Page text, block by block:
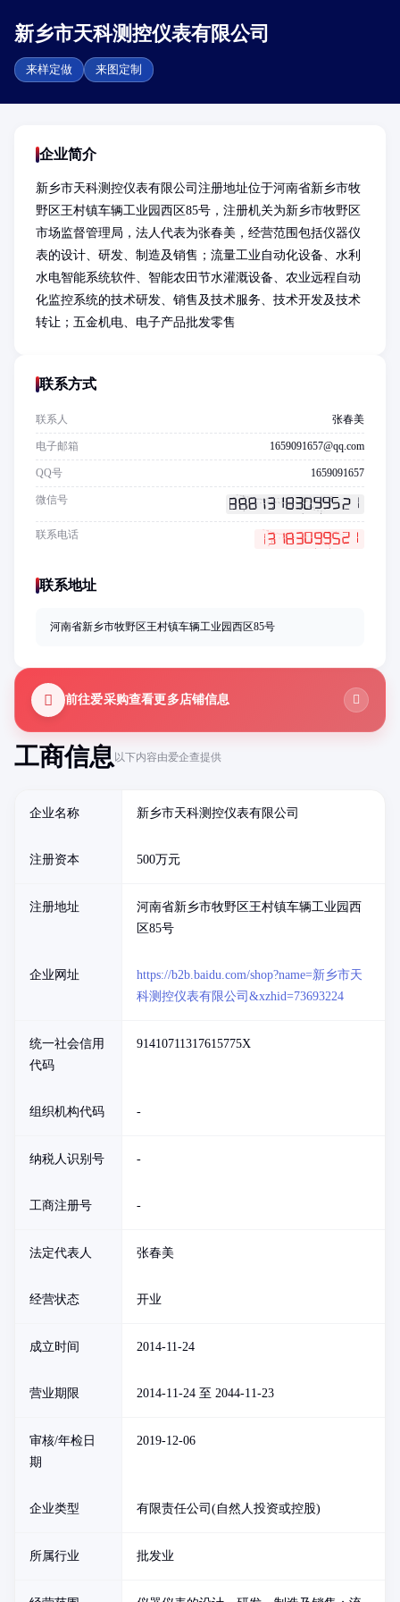
新乡市天科测控仪表有限公司
来样定做 来图定制
工商信息以下内容由爱企查提供
企业名称 新乡市天科测控仪表有限公司
注册资本 500万元
注册地址
河南省新乡市牧野区王村镇车辆工业园西
区85号
企业网址
https://b2b.baidu.com/shop?name=新乡市天
科测控仪表有限公司&xzhid=73693224
统一社会信用
代码
91410711317615775X
组织机构代码 -
纳税人识别号 -
工商注册号 -
法定代表人 张春美
经营状态 开业
成立时间 2014-11-24
营业期限 2014-11-24 至 2044-11-23
审核/年检日
期
2019-12-06
企业类型 有限责任公司(自然人投资或控股)
所属行业 批发业
企业简介
新乡市天科测控仪表有限公司注册地址位于河南省新乡市牧
野区王村镇车辆工业园西区85号，注册机关为新乡市牧野区
市场监督管理局，法人代表为张春美，经营范围包括仪器仪
表的设计、研发、制造及销售；流量工业自动化设备、水利
水电智能系统软件、智能农田节水灌溉设备、农业远程自动
化监控系统的技术研发、销售及技术服务、技术开发及技术
转让；五金机电、电子产品批发零售
联系方式
联系人 张春美
电子邮箱 1659091657@qq.com
QQ号 1659091657
微信号
联系电话
联系地址
河南省新乡市牧野区王村镇车辆工业园西区85号
前往爱采购查看更多店铺信息